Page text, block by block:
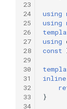
using
using
using
const
inline
}